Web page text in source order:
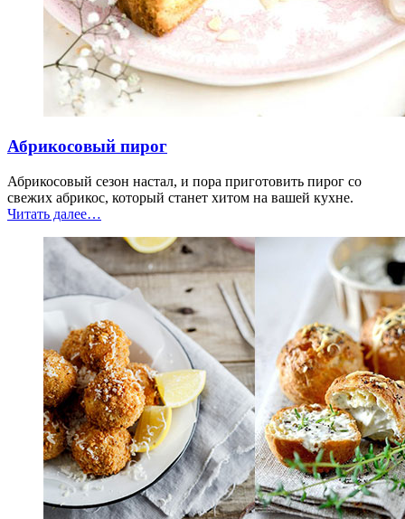
Абрикосовый пирог
Абрикосовый сезон настал, и пора приготовить пирог со
свежих абрикос, который станет хитом на вашей кухне.
Читать далее“Абрикосовый
…